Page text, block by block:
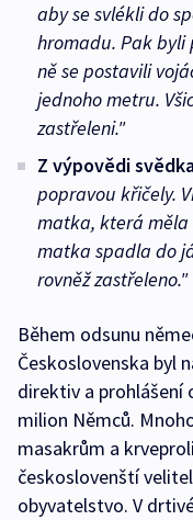
aby se svlékli do
hromadu. Pak byli
ně se postavili
jednoho metru.
zastřeleni."
Z výpovědi
popravou křičely.
matka, která měla
matka spadla do
rovněž zastřeleno."
Během odsunu
Československa byl
direktiv a prohlášení
milion Němců.
masakrům a
českoslovenští
obyvatelstvo. V